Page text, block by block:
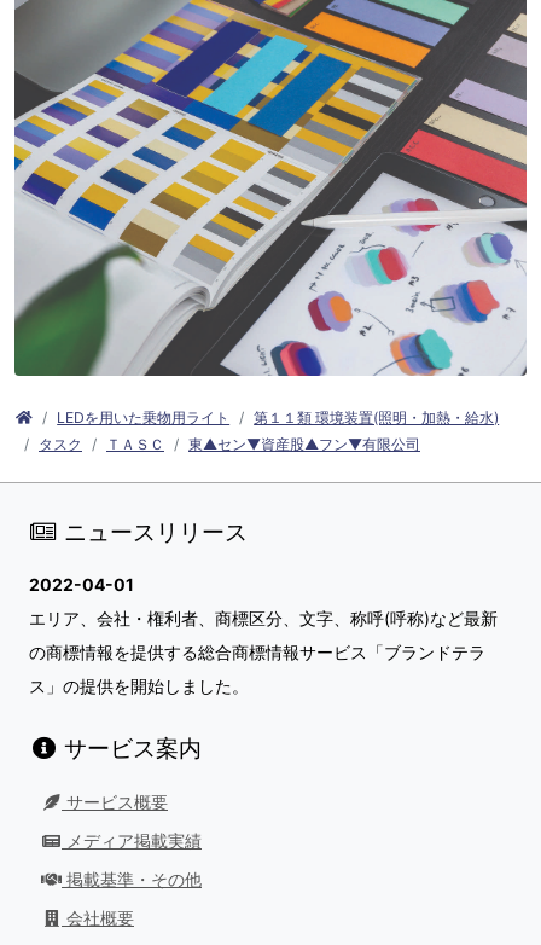
LEDを用いた乗物用ライト
第１１類 環境装置(照明・加熱・給水)
タスク
ＴＡＳＣ 東▲セン▼資産股▲フン▼有限公司
ニュースリリース
2022-04-01
エリア、会社・権利者、商標区分、文字、称呼(呼称)など最新
の商標情報を提供する総合商標情報サービス「ブランドテラ
ス」の提供を開始しました。
サービス案内
サービス概要
メディア掲載実績
掲載基準・その他
会社概要